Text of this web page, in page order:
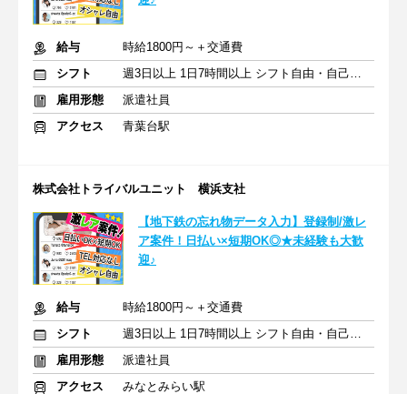
給与
時給1800円～＋交通費
シフト
週3日以上 1日7時間以上 シフト自由・自己申告
雇用形態
派遣社員
アクセス
青葉台駅
株式会社トライバルユニット 横浜支社
【地下鉄の忘れ物データ入力】登録制/激レ
ア案件！日払い×短期OK◎★未経験も大歓
迎♪
給与
時給1800円～＋交通費
シフト
週3日以上 1日7時間以上 シフト自由・自己申告
雇用形態
派遣社員
アクセス
みなとみらい駅